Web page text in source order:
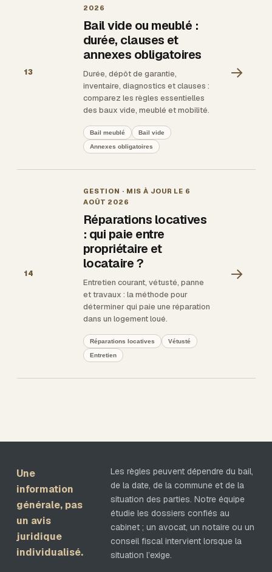
13
2026
Bail vide ou meublé :
durée, clauses et
annexes obligatoires
Durée, dépôt de garantie,
inventaire, diagnostics et clauses :
comparez les règles essentielles
des baux vide, meublé et mobilité.
Bail meublé Bail vide
Annexes obligatoires
→
14
GESTION · MIS À JOUR LE 6
AOÛT 2026
Réparations locatives
: qui paie entre
propriétaire et
locataire ?
Entretien courant, vétusté, panne
et travaux : la méthode pour
déterminer qui paie une réparation
dans un logement loué.
Réparations locatives Vétusté
Entretien
→
Une
information
générale, pas
un avis
juridique
individualisé.
Les règles peuvent dépendre du bail,
de la date, de la commune et de la
situation des parties. Notre équipe
étudie les dossiers confiés au
cabinet ; un avocat, un notaire ou un
conseil fiscal intervient lorsque la
situation l’exige.